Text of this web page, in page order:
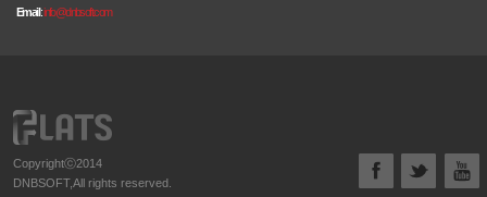
Email:info@dnbsoft.com
Copyrightⓒ2014
DNBSOFT,All rights reserved.